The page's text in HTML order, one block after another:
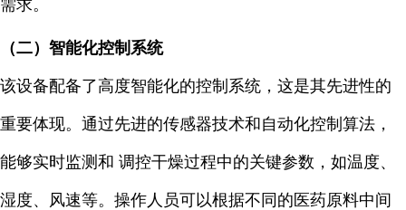
需求。
（二）智能化控制系统
该设备配备了高度智能化的控制系统，这是其先进性的
重要体现。通过先进的传感器技术和自动化控制算法，
能够实时监测和 调控干燥过程中的关键参数，如温度、
湿度、风速等。操作人员可以根据不同的医药原料中间